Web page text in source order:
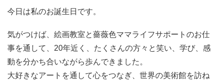
今日は私のお誕生日です。
気がつけば、絵画教室と薔薇色ママライフサポートのお仕
事を通して、20年近く、たくさんの方々と笑い、学び、感
動を分かち合いながら歩んできました。
大好きなアートを通して心をつなぎ、世界の美術館を訪ね